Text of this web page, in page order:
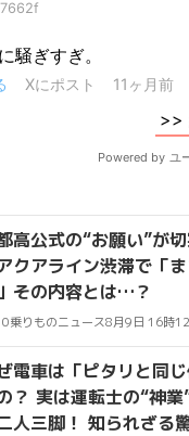
高公式の“お願い”が
クアライン渋滞で「
その内容とは…？
0乗りものニュース8月9日 16時
電車は「ピタリと同
？ 実は運転士の“神
人三脚！ 知られざる